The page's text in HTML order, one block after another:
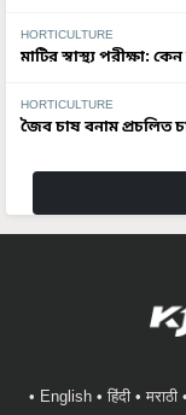
HORTICULTURE
মাটির স্বাস্থ্য পরীক্ষা:
HORTICULTURE
জৈব চাষ বনাম
English हिंदी मराठी